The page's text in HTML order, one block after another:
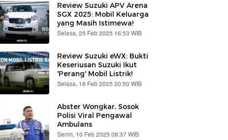
Review Suzuki APV Arena
SGX 2025: Mobil Keluarga
yang Masih Istimewa!
Selasa, 25 Feb 2025 16:53 WIB
Review Suzuki eWX: Bukti
Keseriusan Suzuki Ikut
'Perang' Mobil Listrik!
Selasa, 18 Feb 2025 20:50 WIB
Abster Wongkar, Sosok
Polisi Viral Pengawal
Ambulans
Senin, 10 Feb 2025 08:37 WIB